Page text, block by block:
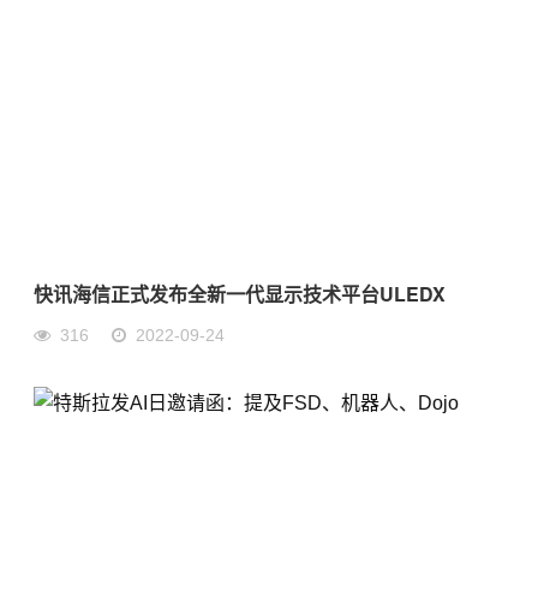
快讯海信正式发布全新一代显示技术平台ULEDX
316 2022-09-24